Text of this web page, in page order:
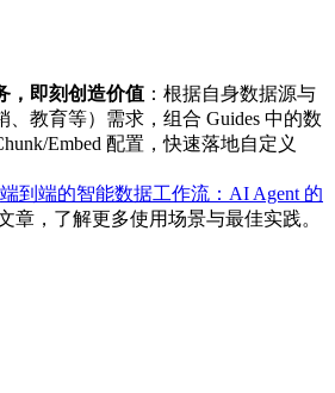
，即刻创造价值 ：根据自身数据源与
、教育等）需求，组合 Guides 中的数
Embed 配置，快速落地自定义
端到端的智能数据工作流：AI Agent 的
章，了解更多使用场景与最佳实践。